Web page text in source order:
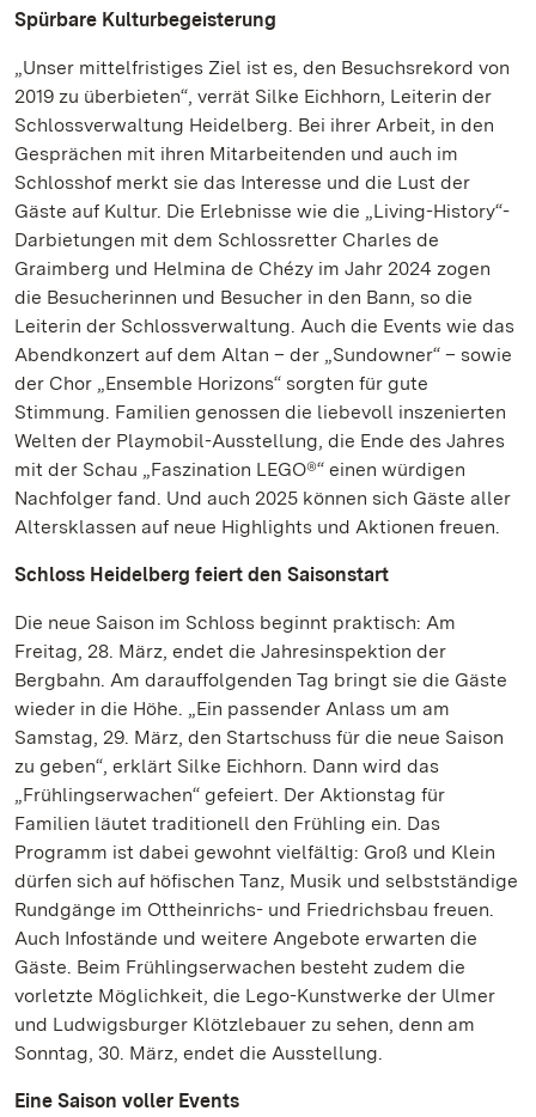
Spürbare Kulturbegeisterung
„Unser mittelfristiges Ziel ist es, den Besuchsrekord von
2019 zu überbieten“, verrät Silke Eichhorn, Leiterin der
Schlossverwaltung Heidelberg. Bei ihrer Arbeit, in den
Gesprächen mit ihren Mitarbeitenden und auch im
Schlosshof merkt sie das Interesse und die Lust der
Gäste auf Kultur. Die Erlebnisse wie die „Living-History“-
Darbietungen mit dem Schlossretter Charles de
Graimberg und Helmina de Chézy im Jahr 2024 zogen
die Besucherinnen und Besucher in den Bann, so die
Leiterin der Schlossverwaltung. Auch die Events wie das
Abendkonzert auf dem Altan – der „Sundowner“ – sowie
der Chor „Ensemble Horizons“ sorgten für gute
Stimmung. Familien genossen die liebevoll inszenierten
Welten der Playmobil-Ausstellung, die Ende des Jahres
mit der Schau „Faszination LEGO®“ einen würdigen
Nachfolger fand. Und auch 2025 können sich Gäste aller
Altersklassen auf neue Highlights und Aktionen freuen.
Schloss Heidelberg feiert den Saisonstart
Die neue Saison im Schloss beginnt praktisch: Am
Freitag, 28. März, endet die Jahresinspektion der
Bergbahn. Am darauffolgenden Tag bringt sie die Gäste
wieder in die Höhe. „Ein passender Anlass um am
Samstag, 29. März, den Startschuss für die neue Saison
zu geben“, erklärt Silke Eichhorn. Dann wird das
„Frühlingserwachen“ gefeiert. Der Aktionstag für
Familien läutet traditionell den Frühling ein. Das
Programm ist dabei gewohnt vielfältig: Groß und Klein
dürfen sich auf höfischen Tanz, Musik und selbstständige
Rundgänge im Ottheinrichs- und Friedrichsbau freuen.
Auch Infostände und weitere Angebote erwarten die
Gäste. Beim Frühlingserwachen besteht zudem die
vorletzte Möglichkeit, die Lego-Kunstwerke der Ulmer
und Ludwigsburger Klötzlebauer zu sehen, denn am
Sonntag, 30. März, endet die Ausstellung.
Eine Saison voller Events